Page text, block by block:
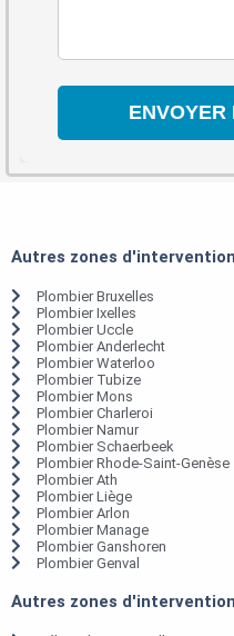
Autres zones
Plombier Bruxelles
Plombier Ixelles
Plombier Uccle
Plombier Anderlecht
Plombier Waterloo
Plombier Tubize
Plombier Mons
Plombier Charleroi
Plombier Namur
Plombier Schaerbeek
Plombier Rhode-Saint-Genèse
Plombier Ath
Plombier Liège
Plombier Arlon
Plombier Manage
Plombier Ganshoren
Plombier Genval
Autres zones